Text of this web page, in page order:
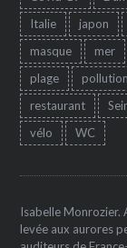
Italie
japon
masque
mer
plage
pollution
restaurant
vélo
WC
Isabelle Monrozier.
levée aux aurores